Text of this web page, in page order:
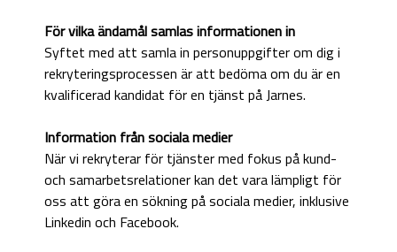
För vilka ändamål samlas informationen in
Syftet med att samla in personuppgifter om dig i
rekryteringsprocessen är att bedöma om du är en
kvalificerad kandidat för en tjänst på Jarnes.
Information från sociala medier
När vi rekryterar för tjänster med fokus på kund-
och samarbetsrelationer kan det vara lämpligt för
oss att göra en sökning på sociala medier, inklusive
Linkedin och Facebook.